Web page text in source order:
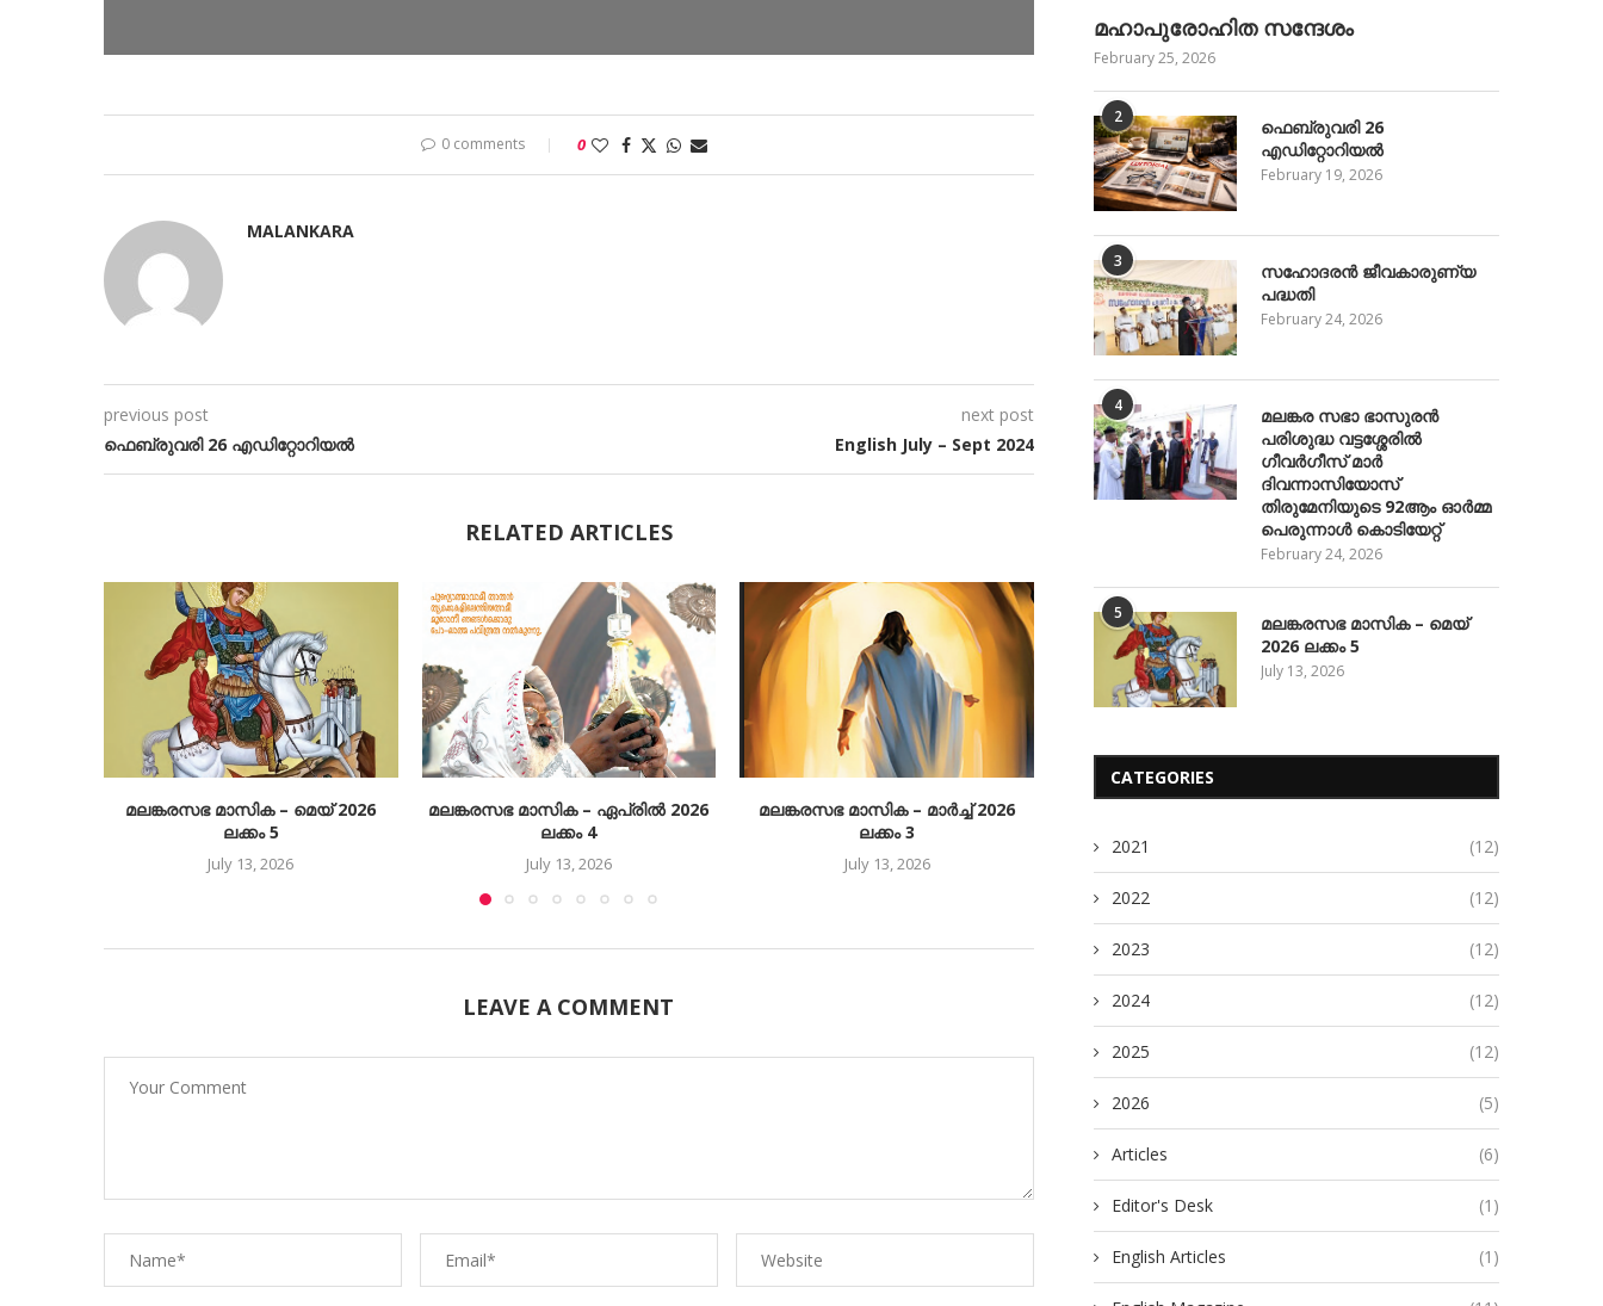
0 comments 0
MALANKARA
previous post
ഫെബ്രുവരി 26 എഡിറ്റോറിയൽ
next post
English July – Sept 2024
RELATED ARTICLES
മലങ്കരസഭ മാസിക – മെയ് 2026
ലക്കം 5
July 13, 2026
മലങ്കരസഭ മാസിക – ഏപ്രിൽ 2026
ലക്കം 4
July 13, 2026
മലങ്കരസഭ മാസിക – മാർച്ച് 2026
ലക്കം 3
July 13, 2026
LEAVE A COMMENT
മഹാപുരോഹിത സന്ദേശം
February 25, 2026
2
ഫെബ്രുവരി 26
എഡിറ്റോറിയൽ
February 19, 2026
3
സഹോദരൻ ജീവകാരുണ്യ
പദ്ധതി
February 24, 2026
4
മലങ്കര സഭാ ഭാസുരൻ
പരിശുദ്ധ വട്ടശ്ശേരിൽ
ഗീവർഗീസ് മാർ
ദിവന്നാസിയോസ്
തിരുമേനിയുടെ 92ആം ഓർമ്മ
പെരുന്നാൾ കൊടിയേറ്റ്
February 24, 2026
5
മലങ്കരസഭ മാസിക – മെയ്
2026 ലക്കം 5
July 13, 2026
CATEGORIES
2021 (12)
2022 (12)
2023 (12)
2024 (12)
2025 (12)
2026 (5)
Articles (6)
Editor's Desk (1)
English Articles (1)